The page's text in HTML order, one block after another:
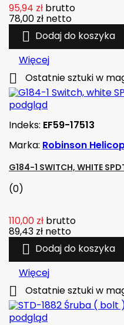
95,94 zł brutto
78,00 zł netto
 Dodaj do koszyka
Więcej
 Ostatnie sztuki w
podgląd
Indeks: EF59-17513
Marka: Robinson
G184-1 SWITCH, WHITE
(0)
110,00 zł brutto
89,43 zł netto
 Dodaj do koszyka
Więcej
 Ostatnie sztuki w
podgląd